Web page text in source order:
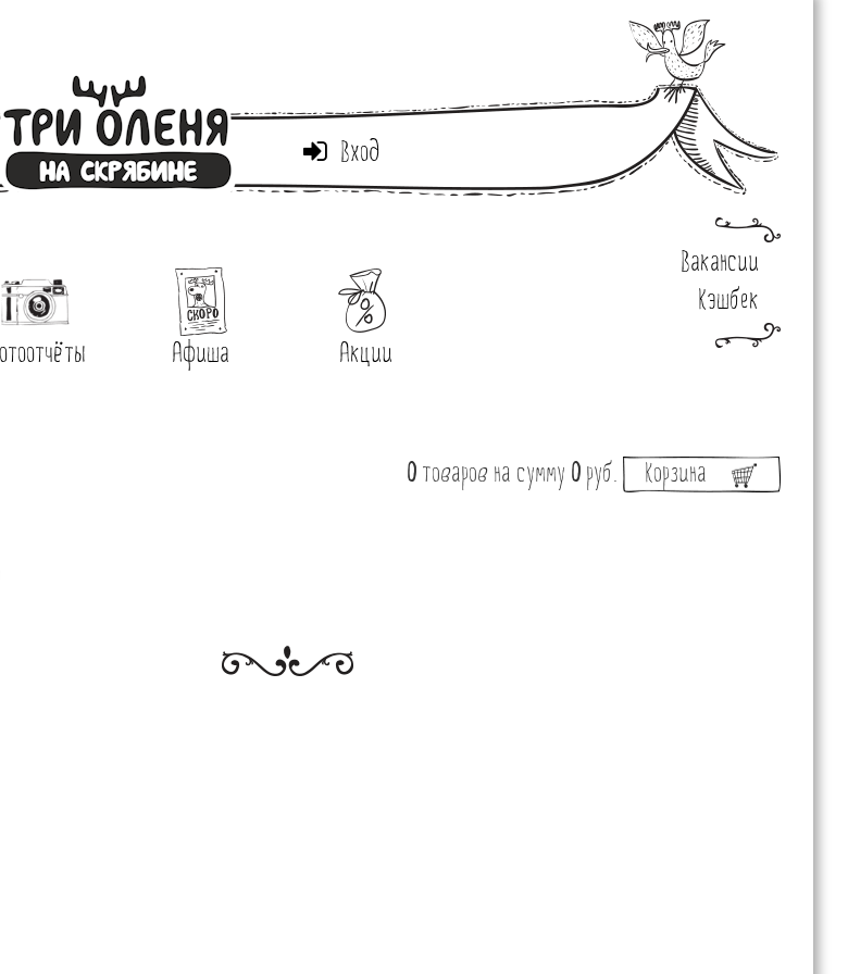
Вход
Афиша Акции
Вакансии
Кэшбек
0 товаровна сумму 0руб. Корзина